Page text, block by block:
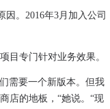
损
因。2016年3月加入公司
目专门针对业务效果。
需要一个新版本。但我
店的地板，“她说。“现